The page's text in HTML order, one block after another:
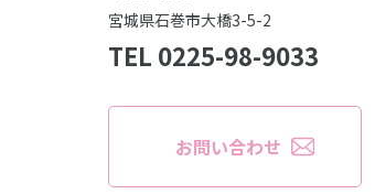
宮城県石巻市大橋3-5-2
TEL 0225-98-9033
お問い合わせ